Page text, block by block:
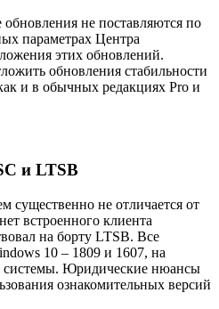
не поставляются по
параметрах Центра
этих обновлений.
обновления стабильности
и в обычных редакциях Pro и
и LTSB
не отличается от
встроенного клиента
на борту LTSB. Все
10 – 1809 и 1607, на
системы. Юридические нюансы
ознакомительных версий